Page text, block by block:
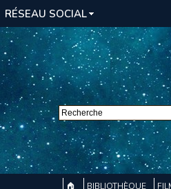
RÉSEAU SOCIAL
🏠 BIBLIOTHÈQUE